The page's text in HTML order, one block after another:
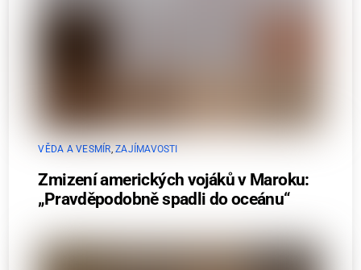
VĚDA A VESMÍR ,ZAJÍMAVOSTI
Zmizení amerických vojáků v Maroku:
„Pravděpodobně spadli do oceánu“